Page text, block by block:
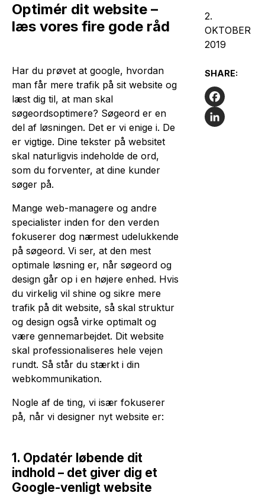
Optimér dit website –
læs vores fire gode råd
Har du prøvet at google, hvordan
man får mere trafik på sit website og
læst dig til, at man skal
søgeordsoptimere? Søgeord er en
del af løsningen. Det er vi enige i. De
er vigtige. Dine tekster på websitet
skal naturligvis indeholde de ord,
som du forventer, at dine kunder
søger på.
Mange web-managere og andre
specialister inden for den verden
fokuserer dog nærmest udelukkende
på søgeord. Vi ser, at den mest
optimale løsning er, når søgeord og
design går op i en højere enhed. Hvis
du virkelig vil shine og sikre mere
trafik på dit website, så skal struktur
og design også virke optimalt og
være gennemarbejdet. Dit website
skal professionaliseres hele vejen
rundt. Så står du stærkt i din
webkommunikation.
Nogle af de ting, vi især fokuserer
på, når vi designer nyt website er:
1. Opdatér løbende dit
indhold – det giver dig et
Google-venligt website
2.
OKTOBER
2019
SHARE:
Facebook